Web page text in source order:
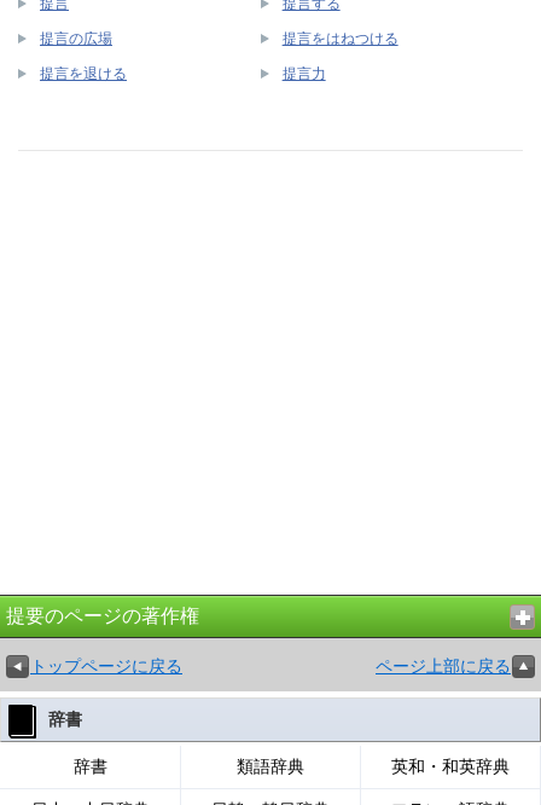
提言 提言する
提言の広場 提言をはねつける
提言を退ける 提言力
提要のページの著作権
トップページに戻る ページ上部に戻る
辞書
辞書 類語辞典 英和・和英辞典